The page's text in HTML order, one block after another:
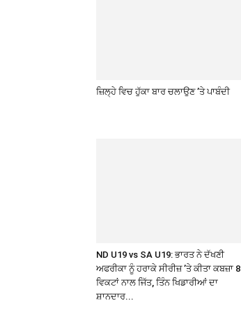
ਜ਼ਿਲ੍ਹੇ ਵਿਚ ਹੁੱਕਾ ਬਾਰ ਚਲਾਉਣ ’ਤੇ ਪਾਬੰਦੀ
ND U19 vs SA U19: ਭਾਰਤ ਨੇ ਦੱਖਣੀ
ਅਫਰੀਕਾ ਨੂੰ ਹਰਾਕੇ ਸੀਰੀਜ਼ ’ਤੇ ਕੀਤਾ ਕਬਜ਼ਾ 8
ਵਿਕਟਾਂ ਨਾਲ ਜਿੱਤ, ਤਿੰਨ ਖਿਡਾਰੀਆਂ ਦਾ
ਸ਼ਾਨਦਾਰ...